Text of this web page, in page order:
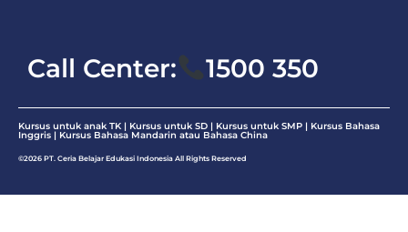
Call Center: 1500 350
Kursus untuk anak TK | Kursus untuk SD | Kursus untuk SMP | Kursus Bahasa
Inggris | Kursus Bahasa Mandarin atau Bahasa China
©2026 PT. Ceria Belajar Edukasi Indonesia All Rights Reserved